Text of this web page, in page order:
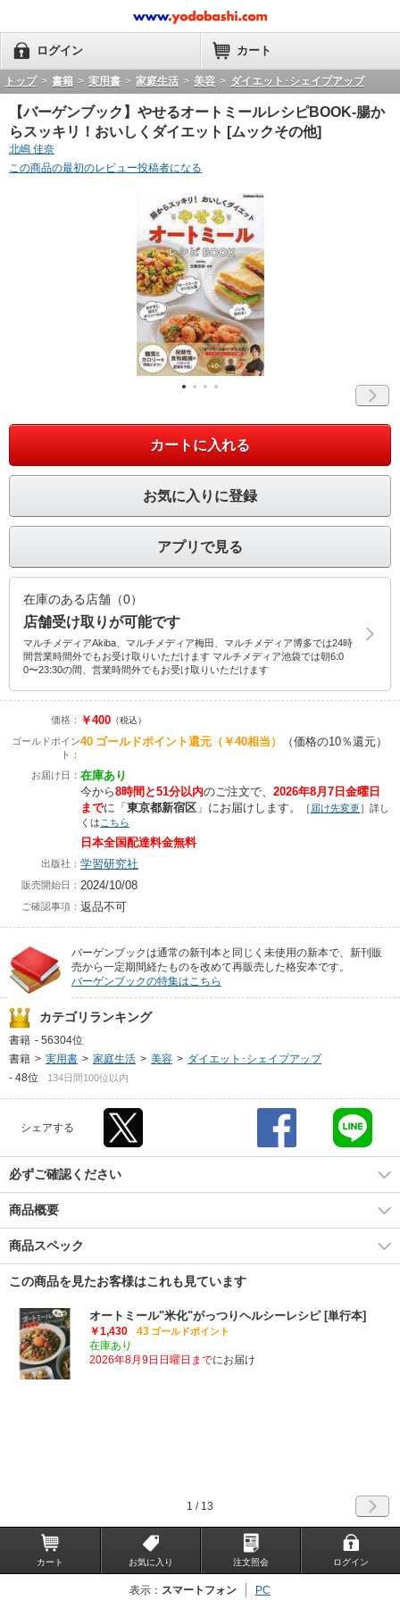
ログイン カート
トップ > 書籍 > 実用書 > 家庭生活 > 美容 > ダイエット･シェイプアップ
【バーゲンブック】やせるオートミールレシピBOOK-腸か
らスッキリ！おいしくダイエット [ムックその他]
北嶋 佳奈
この商品の最初のレビュー投稿者になる
カートに入れる
お気に入りに登録
アプリで見る
在庫のある店舗（0）
店舗受け取りが可能です
マルチメディアAkiba、マルチメディア梅田、マルチメディア博多では24時
間営業時間外でもお受け取りいただけます マルチメディア池袋では朝6:0
0〜23:30の間、営業時間外でもお受け取りいただけます
価格： ￥400 （税込）
ゴールドポイン
ト：
40 ゴールドポイント還元 （￥40相当） （価格の10％還元）
お届け日： 在庫あり
今から8時間と51分以内のご注文で、 2026年8月7日金曜日
までに 「 東京都新宿区 」にお届けします。 ［届け先変更］詳し
くは こちら
日本全国配達料金無料
出版社： 学習研究社
販売開始日： 2024/10/08
ご確認事項： 返品不可
バーゲンブックは通常の新刊本と同じく未使用の新本で、新刊販
売から一定期間経たものを改めて再販売した格安本です。
バーゲンブックの特集はこちら
カテゴリランキング
書籍 - 56304位
書籍 > 実用書 > 家庭生活 > 美容 > ダイエット･シェイプアップ
- 48位 134日間100位以内
シェアする
必ずご確認ください
商品概要
商品スペック
この商品を見たお客様はこれも見ています
オートミール"米化"がっつりヘルシーレシピ [単行本]
￥1,430 43 ゴールドポイント
在庫あり
2026年8月9日日曜日までにお届け
1 / 13
カート お気に入り 注文照会 ログイン
表示： スマートフォン PC